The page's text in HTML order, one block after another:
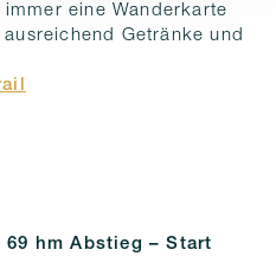
eine Wanderkarte
Getränke und
69 hm Abstieg – Start